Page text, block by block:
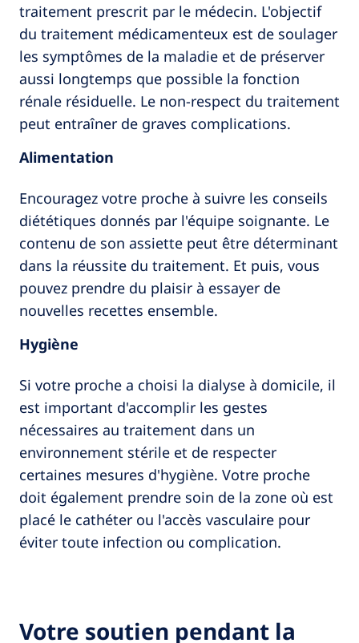
traitement prescrit par le médecin. L'objectif
du traitement médicamenteux est de soulager
les symptômes de la maladie et de préserver
aussi longtemps que possible la fonction
rénale résiduelle. Le non-respect du traitement
peut entraîner de graves complications.
Alimentation
Encouragez votre proche à suivre les conseils
diététiques donnés par l'équipe soignante. Le
contenu de son assiette peut être déterminant
dans la réussite du traitement. Et puis, vous
pouvez prendre du plaisir à essayer de
nouvelles recettes ensemble.
Hygiène
Si votre proche a choisi la dialyse à domicile, il
est important d'accomplir les gestes
nécessaires au traitement dans un
environnement stérile et de respecter
certaines mesures d'hygiène. Votre proche
doit également prendre soin de la zone où est
placé le cathéter ou l'accès vasculaire pour
éviter toute infection ou complication.
Votre soutien pendant la